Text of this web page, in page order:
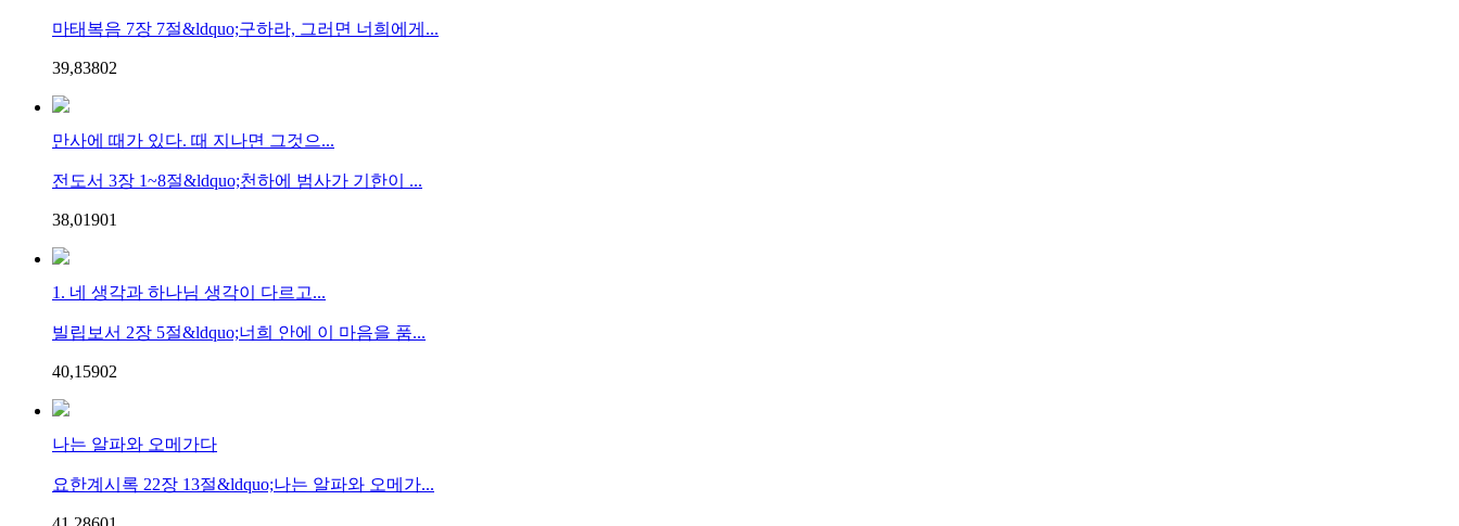
마태복음 7장 7절&ldquo;구하라, 그러면 너희에게...
39,83802
만사에 때가 있다. 때 지나면 그것으...
전도서 3장 1~8절&ldquo;천하에 범사가 기한이 ...
38,01901
1. 네 생각과 하나님 생각이 다르고...
빌립보서 2장 5절&ldquo;너희 안에 이 마음을 품...
40,15902
나는 알파와 오메가다
요한계시록 22장 13절&ldquo;나는 알파와 오메가...